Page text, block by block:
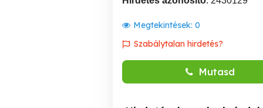
Megtekintések: 0
Szabálytalan hirdetés?
Mutasd